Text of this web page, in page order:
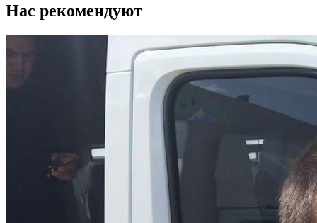
Нас рекомендуют